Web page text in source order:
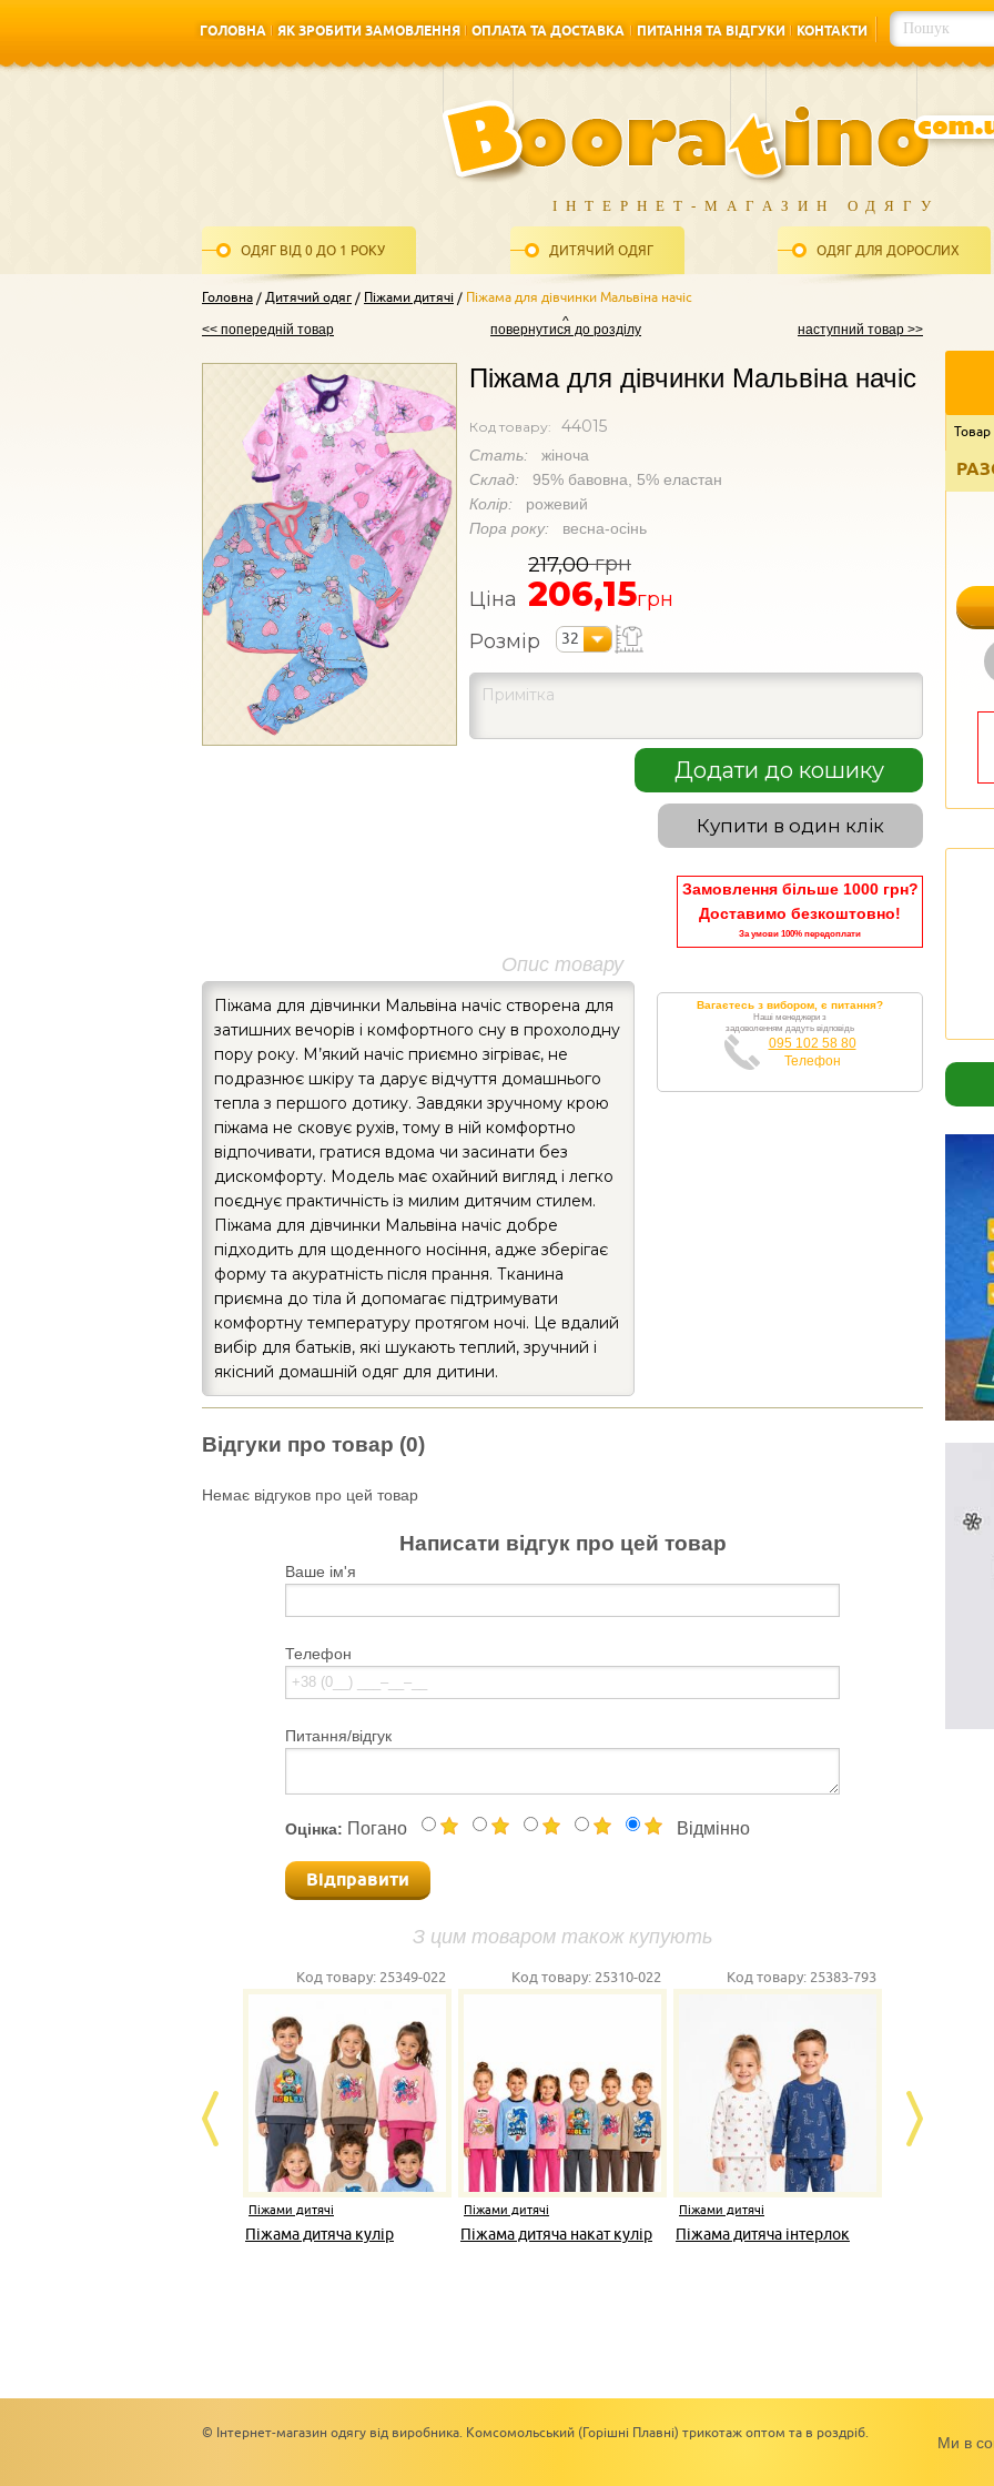
ГОЛОВНА
ЯК ЗРОБИТИ ЗАМОВЛЕННЯ
ОПЛАТА ТА ДОСТАВКА
ПИТАННЯ ТА ВІДГУКИ
КОНТАКТИ
ІНТЕРНЕТ-МАГАЗИН ОДЯГУ
ОДЯГ ВІД 0 ДО 1 РОКУ ДИТЯЧИЙ ОДЯГ ОДЯГ ДЛЯ ДОРОСЛИХ
Головна Дитячий одяг Піжами дитячі Піжама для дівчинки Мальвіна начіс
Товар
<< попередній товар наступний товар >>
повернутися до розділу
Піжама для дівчинки Мальвіна начіс
Код товару: 44015
Стать: жіноча
Склад: 95% бавовна, 5% еластан
Колір: рожевий
Пора року: весна-осінь
Ціна
217,00грн
206,15грн
Розмір
32
Додати до кошику
Купити в один клік
Замовлення більше 1000 грн?
Доставимо безкоштовно!
За умови 100% передоплати
Опис товару
Піжама для дівчинки Мальвіна начіс створена для
затишних вечорів і комфортного сну в прохолодну
пору року. М’який начіс приємно зігріває, не
подразнює шкіру та дарує відчуття домашнього
тепла з першого дотику. Завдяки зручному крою
піжама не сковує рухів, тому в ній комфортно
відпочивати, гратися вдома чи засинати без
дискомфорту. Модель має охайний вигляд і легко
поєднує практичність із милим дитячим стилем.
Піжама для дівчинки Мальвіна начіс добре
підходить для щоденного носіння, адже зберігає
форму та акуратність після прання. Тканина
приємна до тіла й допомагає підтримувати
комфортну температуру протягом ночі. Це вдалий
вибір для батьків, які шукають теплий, зручний і
якісний домашній одяг для дитини.
Вагаєтесь з вибором, є питання?
Наші менеджери з
задоволенням дадуть відповідь
095 102 58 80
Телефон
Відгуки про товар (0)
Немає відгуков про цей товар
Написати відгук про цей товар
Ваше ім'я
Телефон
Питання/відгук
Оцінка: Погано Відмінно
Відправити
З цим товаром також купують
Код товару: 25349-022
Піжами дитячі
Піжама дитяча кулір
Код товару: 25310-022
Піжами дитячі
Піжама дитяча накат кулір
Код товару: 25383-793
Піжами дитячі
Піжама дитяча інтерлок
Ми в
© Інтернет-магазин одягу від виробника. Комсомольський (Горішні Плавні) трикотаж оптом та в роздріб.